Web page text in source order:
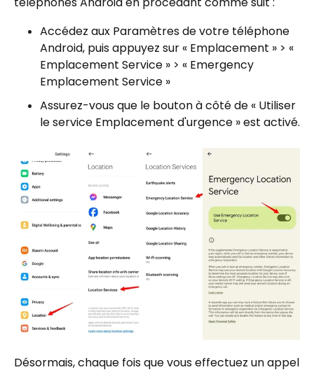
Accédez aux Paramètres de votre téléphone
Android, puis appuyez sur « Emplacement » > «
Emplacement Service » > « Emergency
Emplacement Service »
Assurez-vous que le bouton à côté de « Utiliser
le service Emplacement d'urgence » est activé.
Désormais, chaque fois que vous effectuez un appel